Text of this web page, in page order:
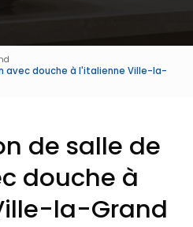
avec douche à l'italienne Ville-la-
de salle de
douche à
la-Grand